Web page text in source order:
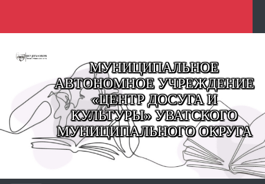
МУНИЦИПАЛЬНОЕ
АВТОНОМНОЕ УЧРЕЖДЕНИЕ
«ЦЕНТР ДОСУГА И
КУЛЬТУРЫ» УВАТСКОГО
МУНИЦИПАЛЬНОГО ОКРУГА